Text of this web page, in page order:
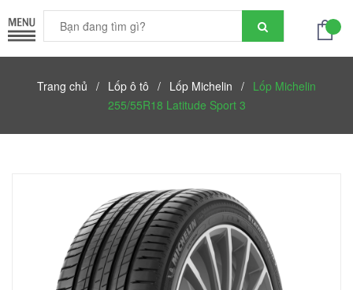
Trang chủ / Lốp ô tô / Lốp Michelin / Lốp Michelin
255/55R18 Latitude Sport 3